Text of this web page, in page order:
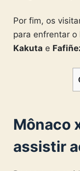
Por fim, os
para enfrentar o
Kakuta e
Mônaco
assistir